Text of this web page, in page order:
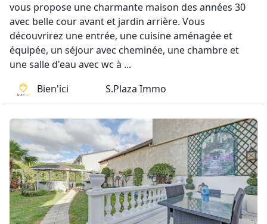
vous propose une charmante maison des années 30
avec belle cour avant et jardin arrière. Vous
découvrirez une entrée, une cuisine aménagée et
équipée, un séjour avec cheminée, une chambre et
une salle d'eau avec wc à ...
Bien'ici
S.Plaza Immo